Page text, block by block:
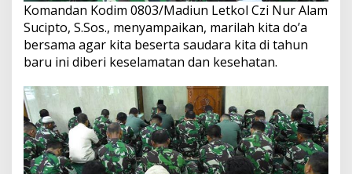
Komandan Kodim 0803/Madiun Letkol Czi Nur Alam
Sucipto, S.Sos., menyampaikan, marilah kita do’a
bersama agar kita beserta saudara kita di tahun
baru ini diberi keselamatan dan kesehatan.